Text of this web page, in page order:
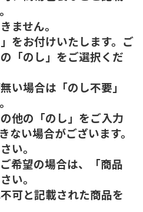
ません。
をお付けいたします。ご
「のし」をご選択くだ
い場合は「のし不要」
他の「のし」をご入力
ない場合がございます。
い。
希望の場合は、「商品
い。
可と記載された商品を